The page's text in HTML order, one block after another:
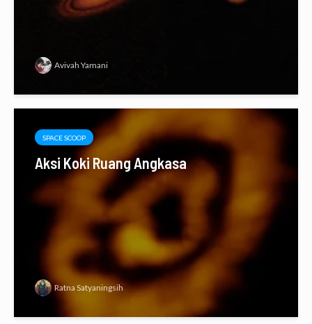
Avivah Yamani
SPACE SCOOP
Aksi Koki Ruang Angkasa
Ratna Satyaningsih